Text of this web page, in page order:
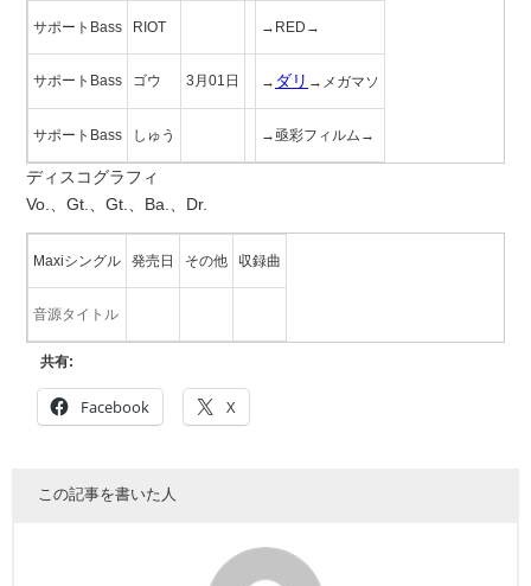
サポートBass RIOT →RED→
サポートBass ゴウ 3月01日 → ダリ →メガマソ
サポートBass しゅう →亟彩フィルム→
ディスコグラフィ
Vo.、Gt.、Gt.、Ba.、Dr.
Maxiシングル 発売日 その他 収録曲
音源タイトル
共有:
Facebook X
この記事を書いた人